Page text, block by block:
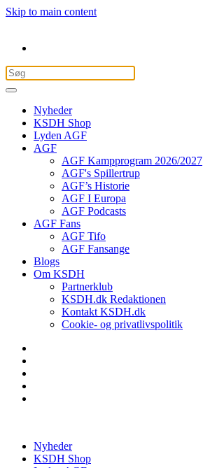
Skip to main content
Nyheder
KSDH Shop
Lyden AGF
AGF
AGF Kampprogram 2026/2027
AGF's Spillertrup
AGF’s Historie
AGF I Europa
AGF Podcasts
AGF Fans
AGF Tifo
AGF Fansange
Blogs
Om KSDH
Partnerklub
KSDH.dk Redaktionen
Kontakt KSDH.dk
Cookie- og privatlivspolitik
Nyheder
KSDH Shop